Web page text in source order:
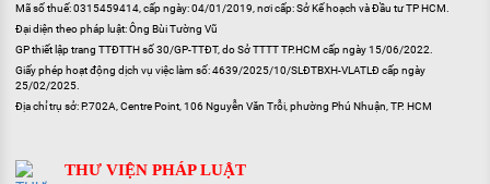
Mã số thuế: 0315459414, cấp ngày: 04/01/2019, nơi cấp: Sở Kế hoạch và Đầu tư TP HCM.
Đại diện theo pháp luật: Ông Bùi Tường Vũ
GP thiết lập trang TTĐTTH số 30/GP-TTĐT, do Sở TTTT TP.HCM cấp ngày 15/06/2022.
Giấy phép hoạt động dịch vụ việc làm số: 4639/2025/10/SLĐTBXH-VLATLĐ cấp ngày
25/02/2025.
Địa chỉ trụ sở: P.702A, Centre Point, 106 Nguyễn Văn Trỗi, phường Phú Nhuận, TP. HCM
THƯ VIỆN PHÁP LUẬT